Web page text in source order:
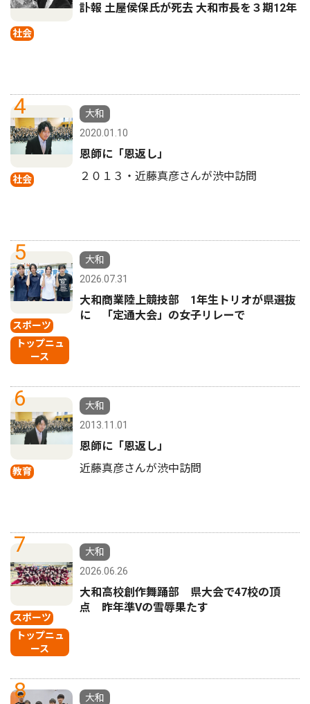
社会
訃報 土屋侯保氏が死去 大和市長を３期12年
4
社会
大和
2020.01.10
恩師に「恩返し」
２０１３・近藤真彦さんが渋中訪問
5
スポーツ
トップニュ
ース
大和
2026.07.31
大和商業陸上競技部 1年生トリオが県選抜
に 「定通大会」の女子リレーで
6
教育
大和
2013.11.01
恩師に「恩返し」
近藤真彦さんが渋中訪問
7
スポーツ
トップニュ
ース
大和
2026.06.26
大和高校創作舞踊部 県大会で47校の頂
点 昨年準Vの雪辱果たす
8
大和